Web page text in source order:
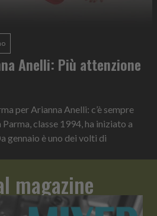
Anelli: Più attenzione
per Arianna Anelli: c’è sempre
classe 1994, ha iniziato a
gennaio è uno dei volti di
magazine